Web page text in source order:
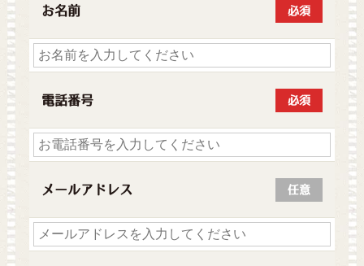
お名前 必須
電話番号 必須
メールアドレス 任意